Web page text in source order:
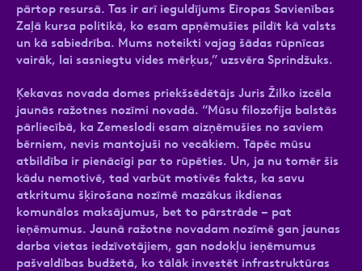
pārtop resursā. Tas ir arī ieguldījums Eiropas Savienības
Zaļā kursa politikā, ko esam apņēmušies pildīt kā valsts
un kā sabiedrība. Mums noteikti vajag šādas rūpnīcas
vairāk, lai sasniegtu vides mērķus,” uzsvēra Sprindžuks.
Ķekavas novada domes priekšsēdētājs Juris Žilko izcēla
jaunās ražotnes nozīmi novadā. “Mūsu filozofija balstās
pārliecībā, ka Zemeslodi esam aizņēmušies no saviem
bērniem, nevis mantojuši no vecākiem. Tāpēc mūsu
atbildība ir pienācīgi par to rūpēties. Un, ja nu tomēr šis
kādu nemotivē, tad varbūt motivēs fakts, ka savu
atkritumu šķirošana nozīmē mazākus ikdienas
komunālos maksājumus, bet to pārstrāde – pat
ieņēmumus. Jaunā ražotne novadam nozīmē gan jaunas
darba vietas iedzīvotājiem, gan nodokļu ieņēmumus
pašvaldības budžetā, ko tālāk investēt infrastruktūras